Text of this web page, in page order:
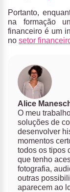
Portanto,
na formação
financeiro é um
no setor
Alice
O meu
soluções de
desenvolver
momentos
todos os tipos
que tenho
fotografia,
outras
aparecem ao